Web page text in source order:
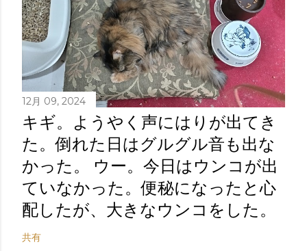
12月 09, 2024
キギ。ようやく声にはりが出てき
た。倒れた日はグルグル音も出な
かった。 ウー。今日はウンコが出
ていなかった。便秘になったと心
配したが、大きなウンコをした。
共有